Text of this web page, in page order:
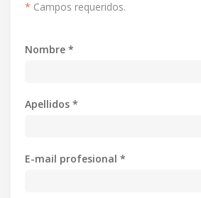
* Campos requeridos.
Nombre *
Apellidos *
E-mail profesional *